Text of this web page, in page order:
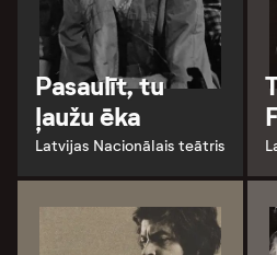
Pasaulīt, tu
ļaužu ēka
Latvijas Nacionālais teātris